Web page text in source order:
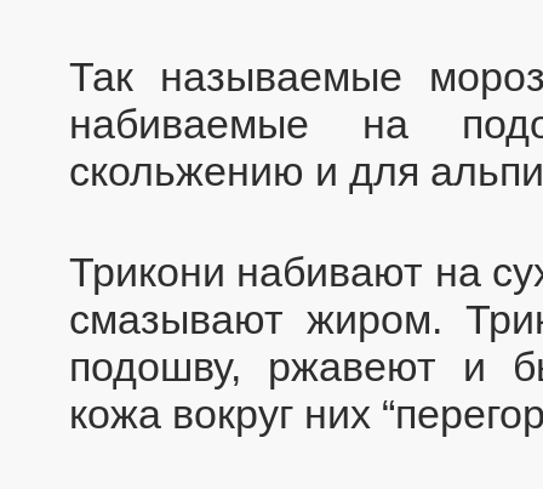
Так называемые
набиваемые на
скольжению и для
Трикони набивают на
смазывают жиром.
подошву, ржавеют и
кожа вокруг них